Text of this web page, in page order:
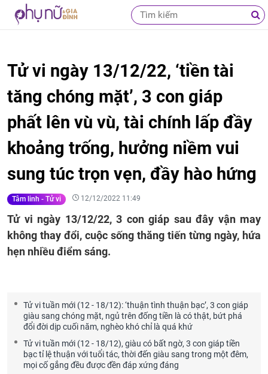
Tử vi ngày 13/12/22, ‘tiền tài
tăng chóng mặt’, 3 con giáp
phất lên vù vù, tài chính lấp đầy
khoảng trống, hưởng niềm vui
sung túc trọn vẹn, đầy hào hứng
Tâm linh - Tử vi 12/12/2022 11:49
Tử vi ngày 13/12/22, 3 con giáp sau đây vận may
không thay đổi, cuộc sống thăng tiến từng ngày, hứa
hẹn nhiều điểm sáng.
Tử vi tuần mới (12 - 18/12): ‘thuận tình thuận bạc’, 3 con giáp
giàu sang chóng mặt, ngủ trên đống tiền là có thật, bứt phá
đổi đời dịp cuối năm, nghèo khó chỉ là quá khứ
Tử vi tuần mới (12 - 18/12), giàu có bất ngờ, 3 con giáp tiền
bạc tỉ lệ thuận với tuổi tác, thời đến giàu sang trong một đêm,
mọi cố gắng đều được đền đáp xứng đáng